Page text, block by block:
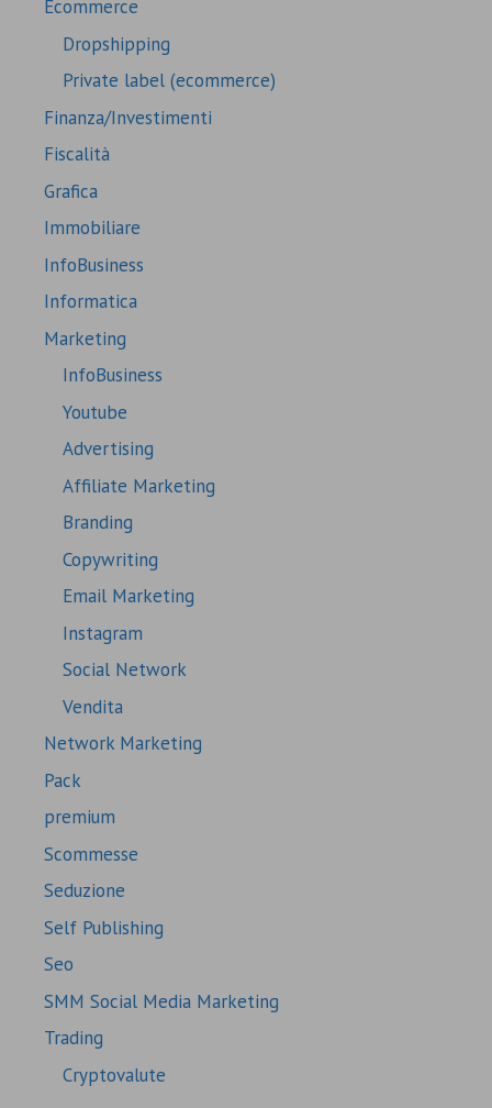
Ecommerce
Dropshipping
Private label (ecommerce)
Finanza/Investimenti
Fiscalità
Grafica
Immobiliare
InfoBusiness
Informatica
Marketing
InfoBusiness
Youtube
Advertising
Affiliate Marketing
Branding
Copywriting
Email Marketing
Instagram
Social Network
Vendita
Network Marketing
Pack
premium
Scommesse
Seduzione
Self Publishing
Seo
SMM Social Media Marketing
Trading
Cryptovalute